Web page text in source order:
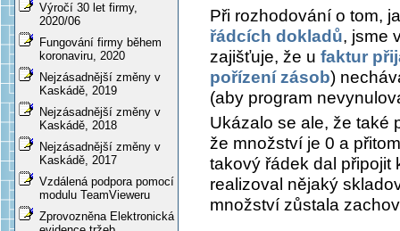
Výročí 30 let firmy,
2020/06
Fungování firmy během
koronaviru, 2020
Nejzásadnější změny v
Kaskádě, 2019
Nejzásadnější změny v
Kaskádě, 2018
Nejzásadnější změny v
Kaskádě, 2017
Vzdálená podpora pomocí
modulu TeamVieweru
Zprovozněna Elektronická
Při rozhodování o tom,
řádcích dokladů, jsme
zajišťuje, že u faktur
pořízení zásob)
(aby program
Ukázalo se ale, že také
že množství je 0 a
takový řádek dal připojit
realizoval nějaký
množství zůstala